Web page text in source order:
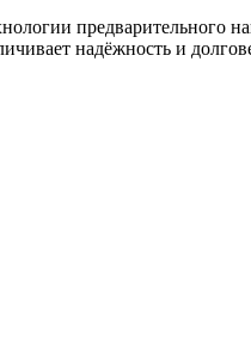
предварительного
надёжность и